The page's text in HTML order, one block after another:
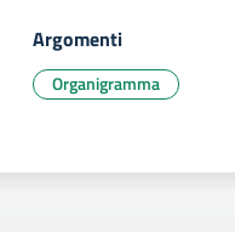
Argomenti
Organigramma